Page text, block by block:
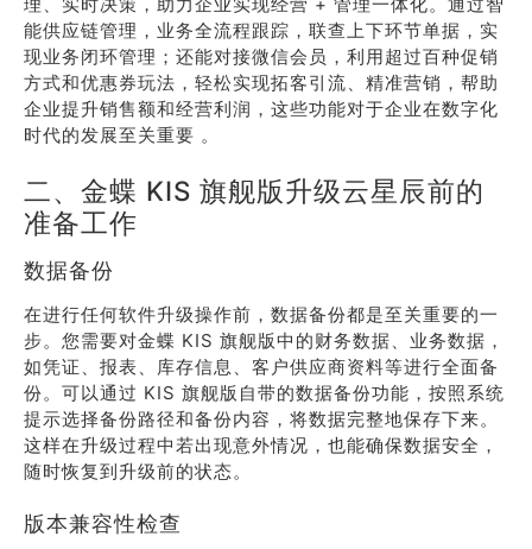
能供应链管理，业务全流程跟踪，联查上下环节单据，实
现业务闭环管理；还能对接微信会员，利用超过百种促销
方式和优惠券玩法，轻松实现拓客引流、精准营销，帮助
企业提升销售额和经营利润，这些功能对于企业在数字化
时代的发展至关重要 。
二、金蝶 KIS 旗舰版升级云星辰前的
准备工作
数据备份
在进行任何软件升级操作前，数据备份都是至关重要的一
步。您需要对金蝶 KIS 旗舰版中的财务数据、业务数据，
如凭证、报表、库存信息、客户供应商资料等进行全面备
份。可以通过 KIS 旗舰版自带的数据备份功能，按照系统
提示选择备份路径和备份内容，将数据完整地保存下来。
这样在升级过程中若出现意外情况，也能确保数据安全，
随时恢复到升级前的状态。
版本兼容性检查